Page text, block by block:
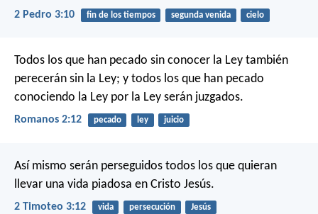
2 Pedro 3:10 fin de los tiempos segunda venida cielo
Todos los que han pecado sin conocer la Ley también
perecerán sin la Ley; y todos los que han pecado
conociendo la Ley por la Ley serán juzgados.
Romanos 2:12 pecado ley juicio
Así mismo serán perseguidos todos los que quieran
llevar una vida piadosa en Cristo Jesús.
2 Timoteo 3:12 vida persecución Jesús